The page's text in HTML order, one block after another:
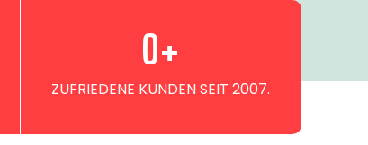
ZUFRIEDENE KUNDEN SEIT 2007.
0+